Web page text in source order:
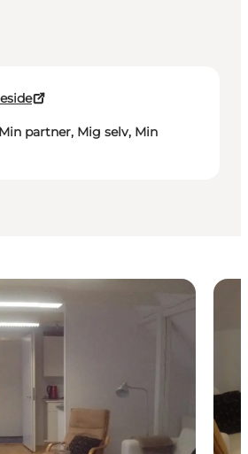
partner, Mig selv, Min